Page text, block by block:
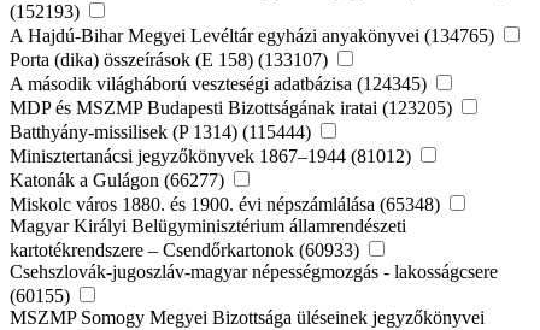
(152193)
A Hajdú-Bihar Megyei Levéltár egyházi anyakönyvei (134765)
Porta (dika) összeírások (E 158) (133107)
A második világháború veszteségi adatbázisa (124345)
MDP és MSZMP Budapesti Bizottságának iratai (123205)
Batthyány-missilisek (P 1314) (115444)
Minisztertanácsi jegyzőkönyvek 1867–1944 (81012)
Katonák a Gulágon (66277)
Miskolc város 1880. és 1900. évi népszámlálása (65348)
Magyar Királyi Belügyminisztérium államrendészeti
kartotékrendszere – Csendőrkartonok (60933)
Csehszlovák-jugoszláv-magyar népességmozgás - lakosságcsere
(60155)
MSZMP Somogy Megyei Bizottsága üléseinek jegyzőkönyvei